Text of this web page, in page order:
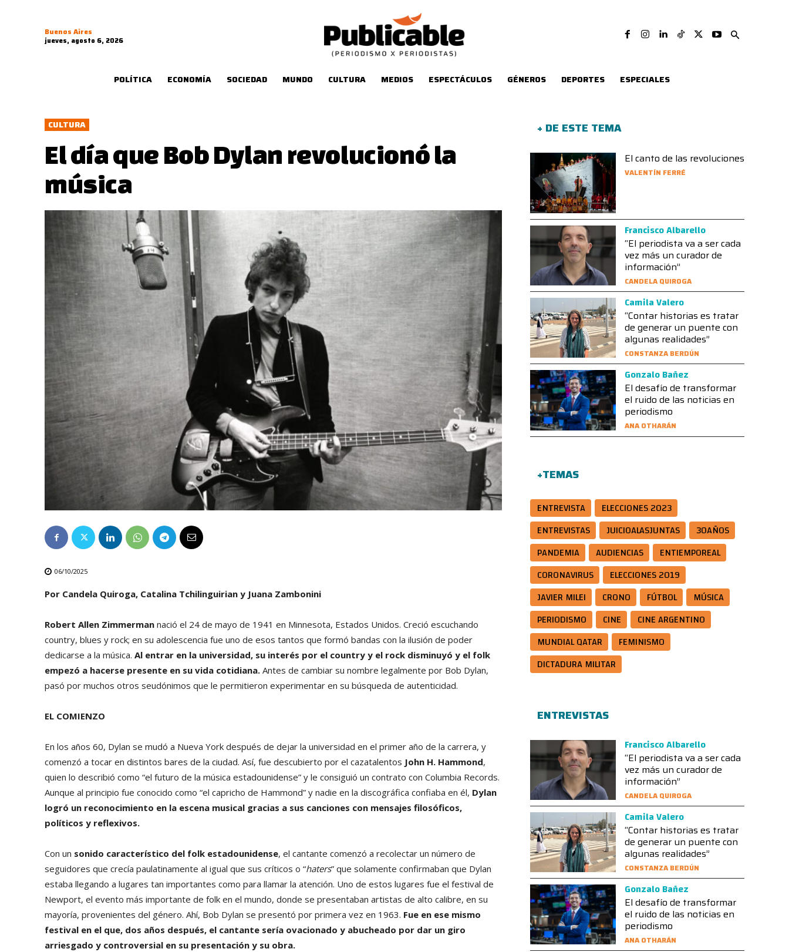
Buenos Aires
jueves, agosto 6, 2026
POLÍTICA ECONOMÍA SOCIEDAD MUNDO CULTURA MEDIOS ESPECTÁCULOS GÉNEROS DEPORTES ESPECIALES
CULTURA
El día que Bob Dylan revolucionó la
música
06/10/2025
Por Candela Quiroga, Catalina Tchilinguirian y Juana Zambonini
Robert Allen Zimmerman nació el 24 de mayo de 1941 en Minnesota, Estados Unidos. Creció escuchando
country, blues y rock; en su adolescencia fue uno de esos tantos que formó bandas con la ilusión de poder
dedicarse a la música. Al entrar en la universidad, su interés por el country y el rock disminuyó y el folk
empezó a hacerse presente en su vida cotidiana. Antes de cambiar su nombre legalmente por Bob Dylan,
pasó por muchos otros seudónimos que le permitieron experimentar en su búsqueda de autenticidad.
EL COMIENZO
En los años 60, Dylan se mudó a Nueva York después de dejar la universidad en el primer año de la carrera, y
comenzó a tocar en distintos bares de la ciudad. Así, fue descubierto por el cazatalentos John H. Hammond,
quien lo describió como “el futuro de la música estadounidense” y le consiguió un contrato con Columbia Records.
Aunque al principio fue conocido como “el capricho de Hammond” y nadie en la discográfica confiaba en él, Dylan
logró un reconocimiento en la escena musical gracias a sus canciones con mensajes filosóficos,
políticos y reflexivos.
Con un sonido característico del folk estadounidense, el cantante comenzó a recolectar un número de
seguidores que crecía paulatinamente al igual que sus críticos o “haters” que solamente confirmaban que Dylan
estaba llegando a lugares tan importantes como para llamar la atención. Uno de estos lugares fue el festival de
Newport, el evento más importante de folk en el mundo, donde se presentaban artistas de alto calibre, en su
mayoría, provenientes del género. Ahí, Bob Dylan se presentó por primera vez en 1963. Fue en ese mismo
festival en el que, dos años después, el cantante sería ovacionado y abucheado por dar un giro
arriesgado y controversial en su presentación y su obra.
+ DE ESTE TEMA
El canto de las revoluciones
VALENTÍN FERRÉ
Francisco Albarello
“El periodista va a ser cada
vez más un curador de
información”
CANDELA QUIROGA
Camila Valero
“Contar historias es tratar
de generar un puente con
algunas realidades”
CONSTANZA BERDÚN
Gonzalo Bañez
El desafío de transformar
el ruido de las noticias en
periodismo
ANA OTHARÁN
+TEMAS
ENTREVISTA
ELECCIONES 2023
ENTREVISTAS
JUICIOALASJUNTAS
30AÑOS
PANDEMIA
AUDIENCIAS
ENTIEMPOREAL
CORONAVIRUS
ELECCIONES 2019
JAVIER MILEI
CRONO FÚTBOL
MÚSICA
PERIODISMO
CINE
CINE ARGENTINO
MUNDIAL QATAR
FEMINISMO
DICTADURA MILITAR
ENTREVISTAS
Francisco Albarello
“El periodista va a ser cada
vez más un curador de
información”
CANDELA QUIROGA
Camila Valero
“Contar historias es tratar
de generar un puente con
algunas realidades”
CONSTANZA BERDÚN
Gonzalo Bañez
El desafío de transformar
el ruido de las noticias en
periodismo
ANA OTHARÁN